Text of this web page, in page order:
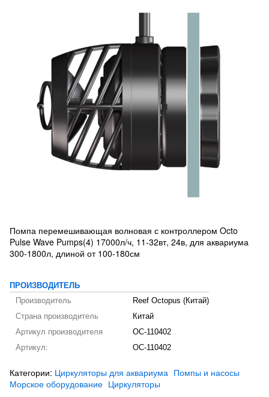
Помпа перемешивающая волновая с контроллером Octo
Pulse Wave Pumps(4) 17000л/ч, 11-32вт, 24в, для аквариума
300-1800л, длиной от 100-180см
ПРОИЗВОДИТЕЛЬ
Производитель
Reef Octopus (Китай)
Страна производитель
Китай
Артикул производителя
OC-110402
Артикул:
OC-110402
Категории: Циркуляторы для аквариума Помпы и насосы
Морское оборудование Циркуляторы